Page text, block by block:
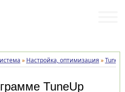
» Настройка, оптимизация »
TuneUp